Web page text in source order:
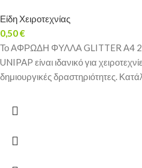
Είδη Χειροτεχνίας
0,50€
Το ΑΦΡΩΔΗ ΦΥΛΛΑ GLITTER Α4
UNIPAP είναι ιδανικό για
δημιουργικές δραστηριότητες.